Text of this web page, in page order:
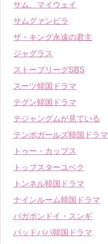
サム、マイウェイ
サムグァンビラ
ザ・キング永遠の君主
ジャグラス
ストーブリーグSBS
スーツ韓国ドラマ
テグン韓国ドラマ
テジャングムが見ている
テンポガールズ韓国ドラマ
トゥー・カップス
トップスターユベク
トンネル韓国ドラマ
ナインルーム韓国ドラマ
バガボンドイ・スンギ
バッドパパ韓国ドラマ